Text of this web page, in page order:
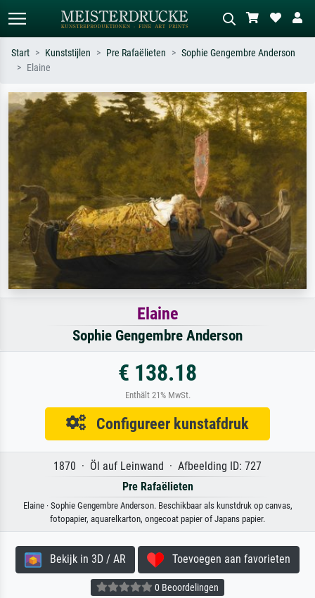
Zoek op kunstenaar, titel of stijl – bijv.
Monet, Sterrennacht, impressionisme,
Hokusai-golf, naakt.
Beschrijf de scène – bijv. groene
weide, abstract met veel rood, donker
olieverfschilderij, staand naakt naast
een boom.
Start Kunststijlen Pre Rafaëlieten
Sophie Gengembre Anderson
Elaine
Elaine
Sophie Gengembre Anderson
€ 138.18
Enthält 21% MwSt.
Configureer kunstafdruk
1870 · Öl auf Leinwand · Afbeelding ID: 727
Pre Rafaëlieten
Elaine · Sophie Gengembre Anderson. Beschikbaar als kunstdruk op canvas,
fotopapier, aquarelkarton, ongecoat papier of Japans papier.
Bekijk in 3D / AR Toevoegen aan favorieten
0 Beoordelingen